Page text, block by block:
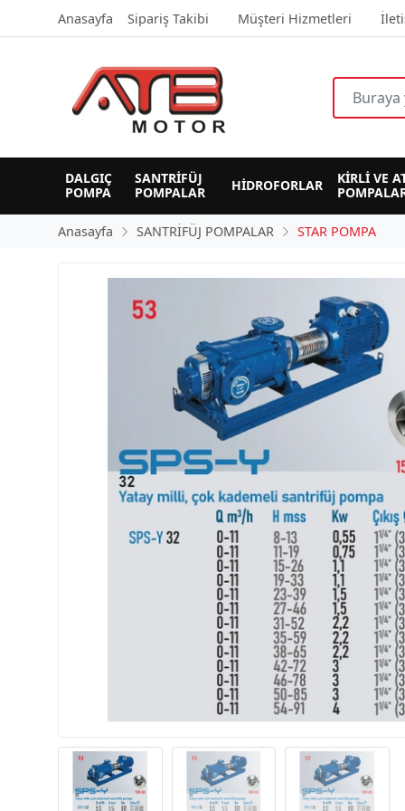
Anasayfa Sipariş Takibi Müşteri Hizmetleri
DALGIÇ
POMPA
SANTRİFÜJ
POMPALAR
HİDROFORLAR
KİRLİ VE
Anasayfa SANTRİFÜJ POMPALAR STAR POMPA